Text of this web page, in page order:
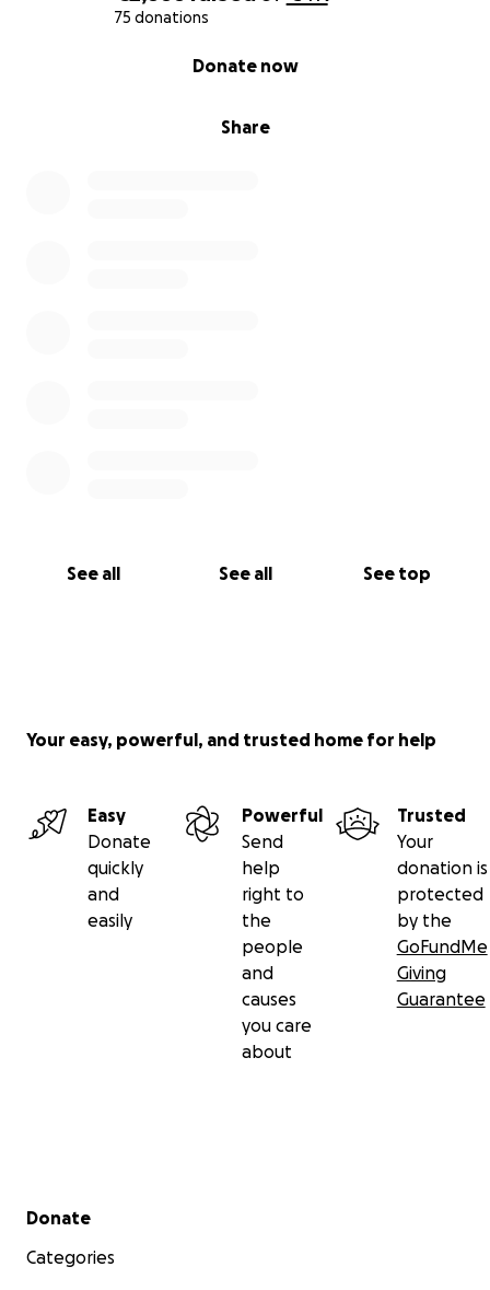
75 donations
Share
Donate now
See all See all See top
Your easy, powerful, and trusted home for help
Easy
Donate
quickly
and
easily
Powerful
Send
help
right to
the
people
and
causes
you care
about
Trusted
Your
donation is
protected
by the
GoFundMe
Giving
Guarantee
Secondary menu
Donate
Categories